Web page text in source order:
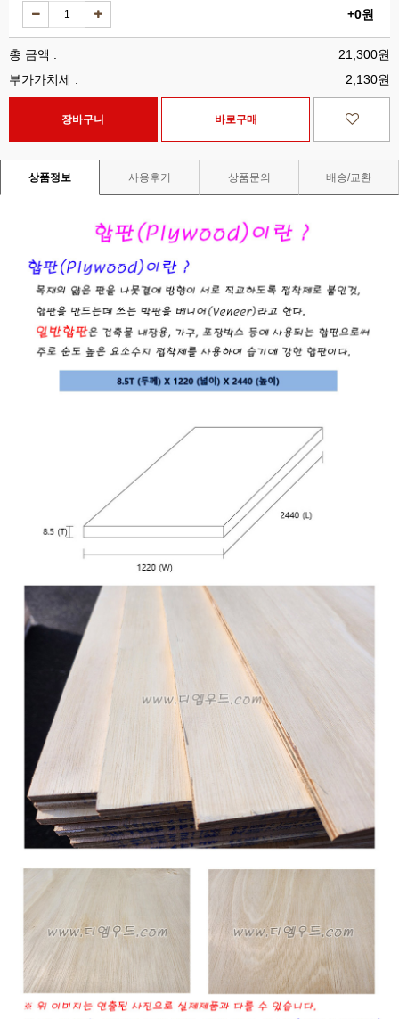
+0원
총 금액 :
21,300원
부가가치세 :
2,130원
상품정보 사용후기 상품문의 배송/교환